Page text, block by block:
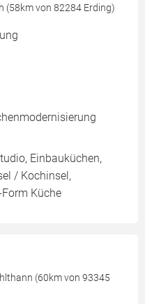
(58km von 82284 Erding)
Einbauküchen,
/ Kochinsel,
Küche
(60km von 93345